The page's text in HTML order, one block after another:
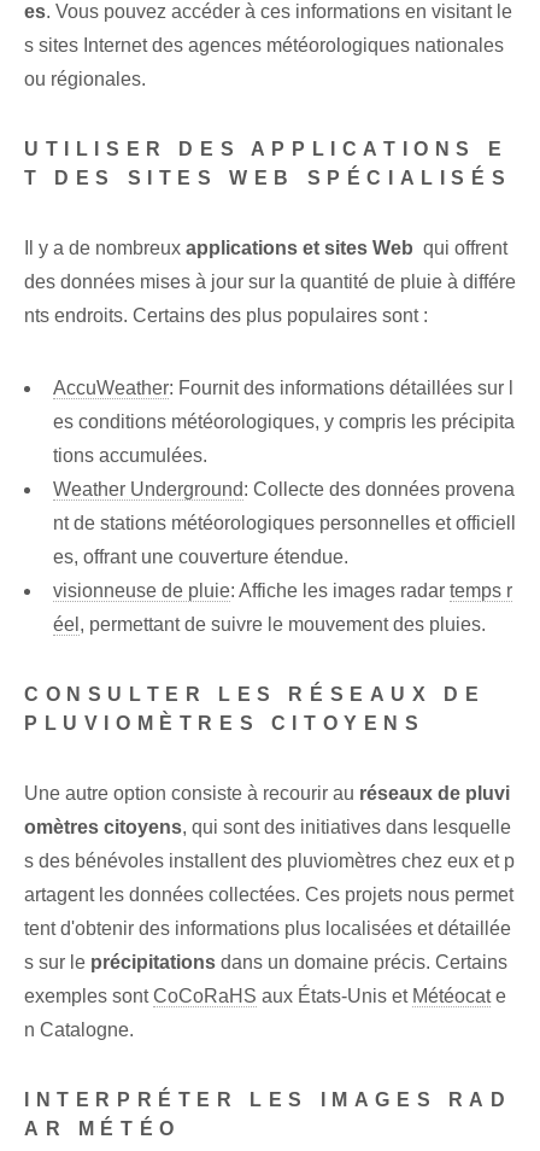
es. Vous pouvez accéder à ces informations en visitant le
s sites Internet des agences météorologiques nationales
ou régionales.
UTILISER DES APPLICATIONS E
T DES SITES WEB SPÉCIALISÉS
Il y a de nombreux applications et sites Web ‌ qui offrent
des données mises à jour sur la quantité de pluie à différe
nts endroits. Certains des plus populaires sont :
AccuWeather: Fournit des informations détaillées sur l
es conditions météorologiques, y compris les précipita
tions accumulées.
Weather Underground: Collecte des données provena
nt de stations météorologiques personnelles et officiell
es, offrant une couverture étendue.
visionneuse de pluie: Affiche les images radar temps r
éel ,​ permettant‍ de suivre le mouvement⁢ des pluies.
CONSULTER LES RÉSEAUX DE
PLUVIOMÈTRES CITOYENS
Une autre option consiste à recourir au réseaux de pluvi
omètres citoyens, qui sont des initiatives dans lesquelle
s des bénévoles installent des pluviomètres chez eux et p
artagent les données collectées. Ces projets nous permet
tent d'obtenir des informations plus localisées et détaillée
s sur le précipitations dans un domaine précis. Certains
exemples sontCoCoRaHS aux États-Unis ⁣et Météocate
n Catalogne.
INTERPRÉTER LES IMAGES RAD
AR MÉTÉO